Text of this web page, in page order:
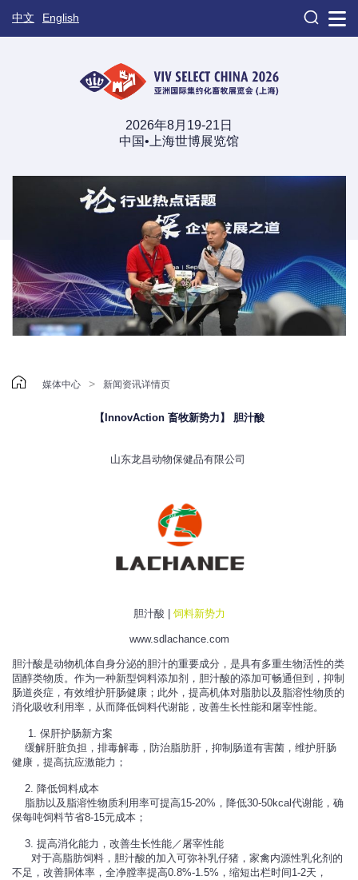
中文 English 
2026年8月19-21日
中国•上海世博展览馆
 媒体中心 > 新闻资讯详情页
【InnovAction 畜牧新势力】 胆汁酸
山东龙昌动物保健品有限公司
胆汁酸 | 饲料新势力
www.sdlachance.com
胆汁酸是动物机体自身分泌的胆汁的重要成分，是具有多重生物活性的类
固醇类物质。作为一种新型饲料添加剂，胆汁酸的添加可畅通但到，抑制
肠道炎症，有效维护肝肠健康；此外，提高机体对脂肪以及脂溶性物质的
消化吸收利用率，从而降低饲料代谢能，改善生长性能和屠宰性能。
1. 保肝护肠新方案
缓解肝脏负担，排毒解毒，防治脂肪肝，抑制肠道有害菌，维护肝肠
健康，提高抗应激能力；
2. 降低饲料成本
脂肪以及脂溶性物质利用率可提高15-20%，降低30-50kcal代谢能，确
保每吨饲料节省8-15元成本；
3. 提高消化能力，改善生长性能／屠宰性能
对于高脂肪饲料，胆汁酸的加入可弥补乳仔猪，家禽内源性乳化剂的
不足，改善胴体率，全净膛率提高0.8%-1.5%，缩短出栏时间1-2天，